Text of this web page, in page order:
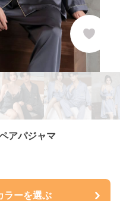
アパジャマ
ラーを選ぶ